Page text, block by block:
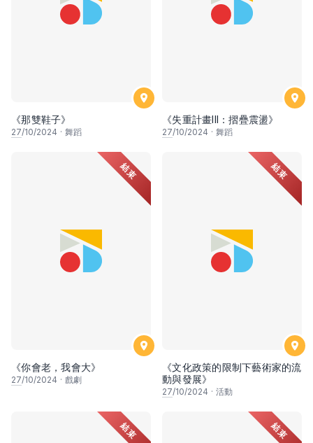
《那雙鞋子》
27/10/2024 · 舞蹈
《失重計畫III：摺疊震盪》
27/10/2024 · 舞蹈
結束
《你會老，我會大》
27/10/2024 · 戲劇
結束
《文化政策的限制下藝術家的流
動與發展》
27/10/2024 · 活動
結束 結束